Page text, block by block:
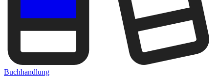
Buchhandlung